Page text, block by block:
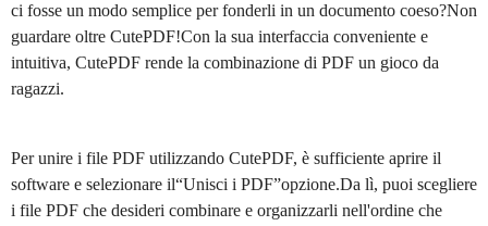
ci fosse un modo semplice per fonderli in un documento coeso?Non
guardare oltre CutePDF!Con la sua interfaccia conveniente e
intuitiva, CutePDF rende la combinazione di PDF un gioco da
ragazzi.
Per unire i file PDF utilizzando CutePDF, è sufficiente aprire il
software e selezionare il“Unisci i PDF”opzione.Da lì, puoi scegliere
i file PDF che desideri combinare e organizzarli nell'ordine che